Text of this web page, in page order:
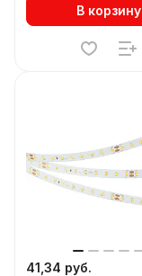
В корзину
41,34 руб.